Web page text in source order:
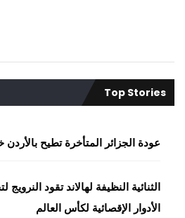
Top Stories
عودة الجزائر المتأخرة تطيح
الثنائية النظيفة لهالاند تقود
الأدوار الإقصائية لكأس العالم